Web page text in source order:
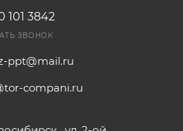
101 3842
ЗВОНОК
ppt@mail.ru
compani.ru